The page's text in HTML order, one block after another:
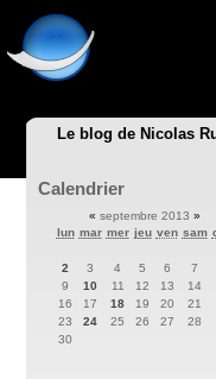
Le blog de Nicolas
Calendrier
« septembre 2013 »
lun mar mer jeu ven sam
2
3 4 5 6 7
9
10 11 12 13 14
16
17 18 19 20 21
23
24 25 26 27 28
30